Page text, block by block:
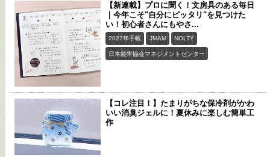
【新連載】プロに聞く！文房具のある毎日
｜今年こそ"自分にピッタリ"を見つけた
い！初心者さんにもやさ...
2027年手帳 JMAM NOLTY
日本能率協会マネジメントセンター
【コレ注目！】たまりがちな保冷剤がかわ
いい消臭ジェルに！夏休みに楽しむ簡単工
作